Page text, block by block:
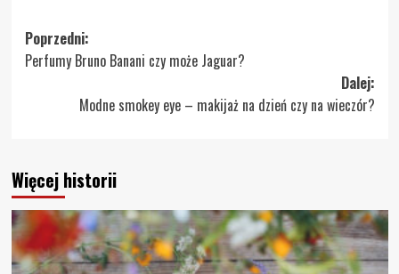
Zobacz
wpisy
Poprzedni:
Perfumy Bruno Banani czy może Jaguar?
Dalej:
Modne smokey eye – makijaż na dzień czy na wieczór?
Więcej historii